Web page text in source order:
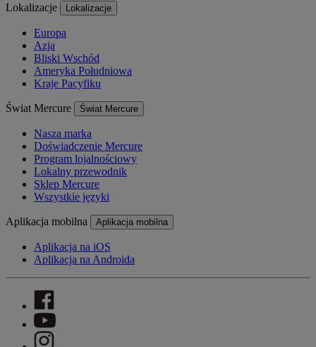
Lokalizacje Lokalizacje
Europa
Azja
Bliski Wschód
Ameryka Południowa
Kraje Pacyfiku
Świat Mercure Świat Mercure
Nasza marka
Doświadczenie Mercure
Program lojalnościowy
Lokalny przewodnik
Sklep Mercure
Wszystkie języki
Aplikacja mobilna Aplikacja mobilna
Aplikacja na iOS
Aplikacja na Androida